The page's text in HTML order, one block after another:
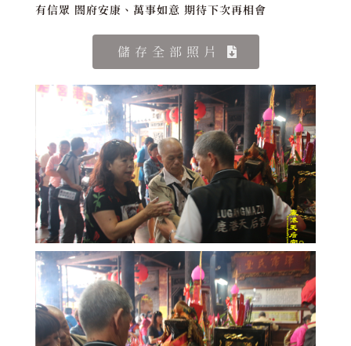
有信眾 閤府安康、萬事如意 期待下次再相會
儲存全部照片